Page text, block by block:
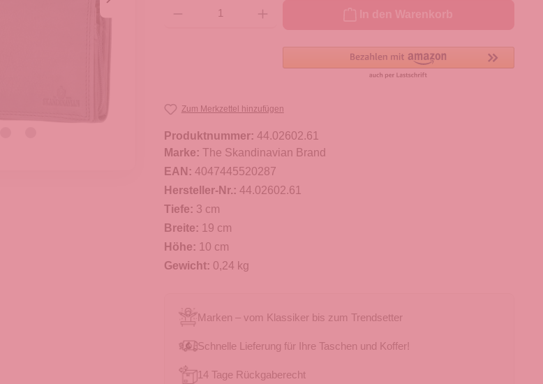
Zum Merkzettel hinzufügen
Produktnummer: 44.02602.61
Marke: The Skandinavian Brand
EAN: 4047445520287
Hersteller-Nr.: 44.02602.61
Tiefe: 3 cm
Breite: 19 cm
Höhe: 10 cm
Gewicht: 0,24 kg
Marken – vom Klassiker bis zum Trendsetter
Schnelle Lieferung für Ihre Taschen und Koffer!
14 Tage Rückgaberecht